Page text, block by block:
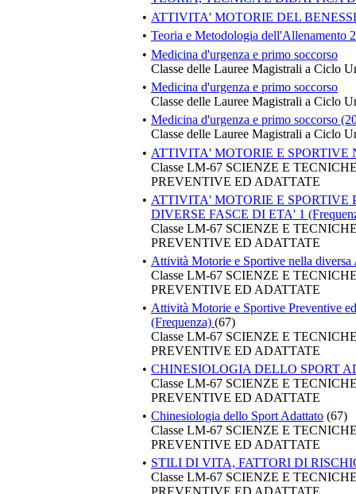
• ATTIVITA' MOTORIE DEL
• Teoria e Metodologia dell'Allenamento 2
• Medicina d'urgenza e primo soccorso
Classe delle Lauree Magistrali a Ciclo
• Medicina d'urgenza e primo soccorso
Classe delle Lauree Magistrali a Ciclo
• Medicina d'urgenza e primo soccorso
Classe delle Lauree Magistrali a Ciclo
• ATTIVITA' MOTORIE E
Classe LM-67 SCIENZE E
PREVENTIVE ED ADATTATE
• ATTIVITA' MOTORIE E SPORTIVE
DIVERSE FASCE DI ETA' 1
Classe LM-67 SCIENZE E
PREVENTIVE ED ADATTATE
• Attività Motorie e Sportive nella diversa
Classe LM-67 SCIENZE E
PREVENTIVE ED ADATTATE
• Attività Motorie e Sportive Preventive
(Frequenza) (67)
Classe LM-67 SCIENZE E
PREVENTIVE ED ADATTATE
• CHINESIOLOGIA DELLO SPORT
Classe LM-67 SCIENZE E
PREVENTIVE ED ADATTATE
• Chinesiologia dello Sport Adattato (67)
Classe LM-67 SCIENZE E
PREVENTIVE ED ADATTATE
• STILI DI VITA, FATTORI DI
Classe LM-67 SCIENZE E